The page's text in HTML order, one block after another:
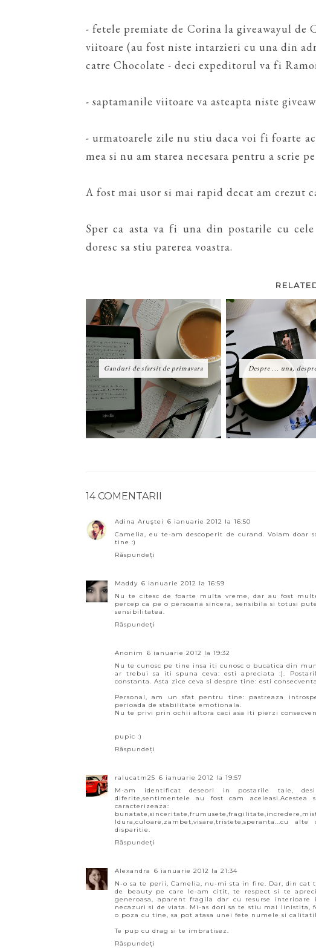
- fetele premiate de Corina la giveawayul de
viitoare (au fost niste intarzieri cu una din
catre Chocolate - deci expeditorul va fi
- saptamanile viitoare va asteapta niste
- urmatoarele zile nu stiu daca voi fi foarte
mea si nu am starea necesara pentru a scrie
A fost mai usor si mai rapid decat am crezut
Sper ca asta va fi una din postarile cu
doresc sa stiu parerea voastra.
Ganduri de sfarsit de primavara Despre ... una,
14 COMENTARII
Adina Aruştei
6 ianuarie 2012 la 16:50
Camelia, eu te-am descoperit de curand. Voiam
tine :)
Răspundeți
Maddy 6 ianuarie 2012 la 16:59
Nu te citesc de foarte multa vreme, dar au fost
percep ca pe o persoana sincera, sensibila si totusi
sensibilitatea.
Răspundeți
Anonim
6 ianuarie 2012 la 19:32
Nu te cunosc pe tine insa iti cunosc o bucatica din
ar trebui sa iti spuna ceva: esti apreciata :).
constanta. Asta zice ceva si despre tine: esti
Personal, am un sfat pentru tine: pastreaza
perioada de stabilitate emotionala.
Nu te privi prin ochii altora caci asa iti pierzi
pupic :)
Răspundeți
ralucatm25 6 ianuarie 2012 la 19:57
M-am identificat deseori in postarile tale,
diferite,sentimentele au fost cam
caracterizeaza:
ldura,culoare,zambet,visare,tristete,speranta...cu
disparitie.
Răspundeți
Alexandra
6 ianuarie 2012 la 21:34
N-o sa te perii, Camelia, nu-mi sta in fire. Dar, din
de beauty pe care le-am citit, te respect si te
generoasa, aparent fragila dar cu resurse
necazuri si de viata. Mi-as dori sa te stiu mai linistita,
o poza cu tine, sa pot atasa unei fete numele si
Te pup cu drag si te imbratisez.
Răspundeți